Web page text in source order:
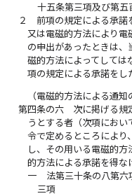
十五条第三項及び第五
２
前項の規定による承
又は電磁的方法により電
の申出があったときは
磁的方法によってしては
項の規定による承諾をし
（電磁的方法による通知
第四条の六
次に掲げる規
うとする者（次項にお
令で定めるところにより
し、その用いる電磁的
的方法による承諾を得な
一
法第三十条の八第六
三項